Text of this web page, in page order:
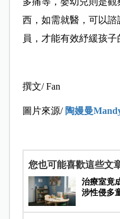
西，如需就醫，可以諮
員，才能有效紓緩孩子
撰文/ Fan
圖片來源/ 陶嫚曼
您也可能喜歡這些文
治療室竟
涉性侵多